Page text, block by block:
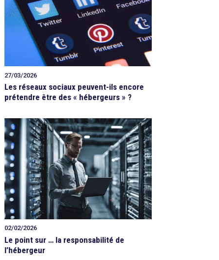
27/03/2026
Les réseaux sociaux peuvent-ils encore
prétendre être des « hébergeurs » ?
02/02/2026
Le point sur … la responsabilité de
l’hébergeur